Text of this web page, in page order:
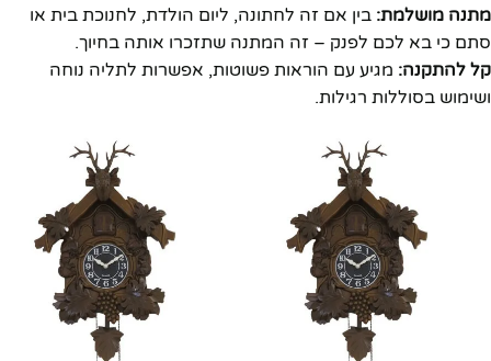
מתנה מושלמת: בין אם זה לחתונה, ליום הולדת, לחנוכת בית או
סתם כי בא לכם לפנק – זה המתנה שתזכרו אותה בחיוך.
קל להתקנה: מגיע עם הוראות פשוטות, אפשרות לתליה נוחה
ושימוש בסוללות רגילות.